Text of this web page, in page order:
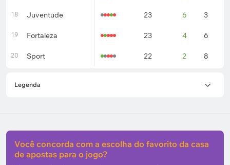
18 Juventude 23 6 3
19 Fortaleza 23 4 6
20 Sport 22 2 8
Legenda
Você concorda com a escolha do favorito da casa
de apostas para o jogo?